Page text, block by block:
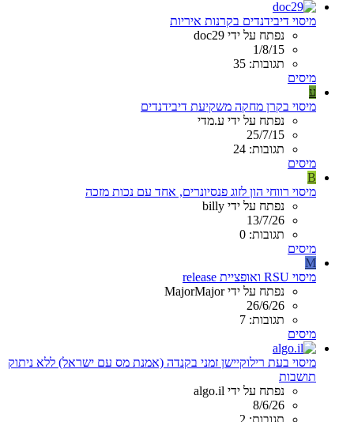
מיסוי דיבידנדים בקרנות איריות
נפתח על ידי doc29
1/8/15
תגובות: 35
מיסים
ע
מיסוי בקרן מחקה משקיעת דיבידנדים
נפתח על ידי ע.מדי
25/7/15
תגובות: 24
מיסים
B
מיסוי רווחי הון לזוג פנסיונרים, אחד עם נכות מזכה
נפתח על ידי billy
13/7/26
תגובות: 0
מיסים
M
מיסוי RSU ואופציית release
נפתח על ידי MajorMajor
26/6/26
תגובות: 7
מיסים
מיסוי בעת רילוקיישן זמני בקנדה (אמנת מס עם ישראל) ללא ניתוק
תושבות
נפתח על ידי algo.il
8/6/26
תגובות: 2